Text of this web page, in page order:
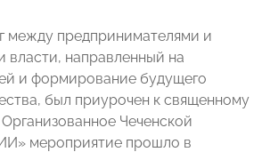
между предпринимателями и
власти, направленный на
и формирование будущего
был приурочен к священному
Чеченской
мероприятие прошло в